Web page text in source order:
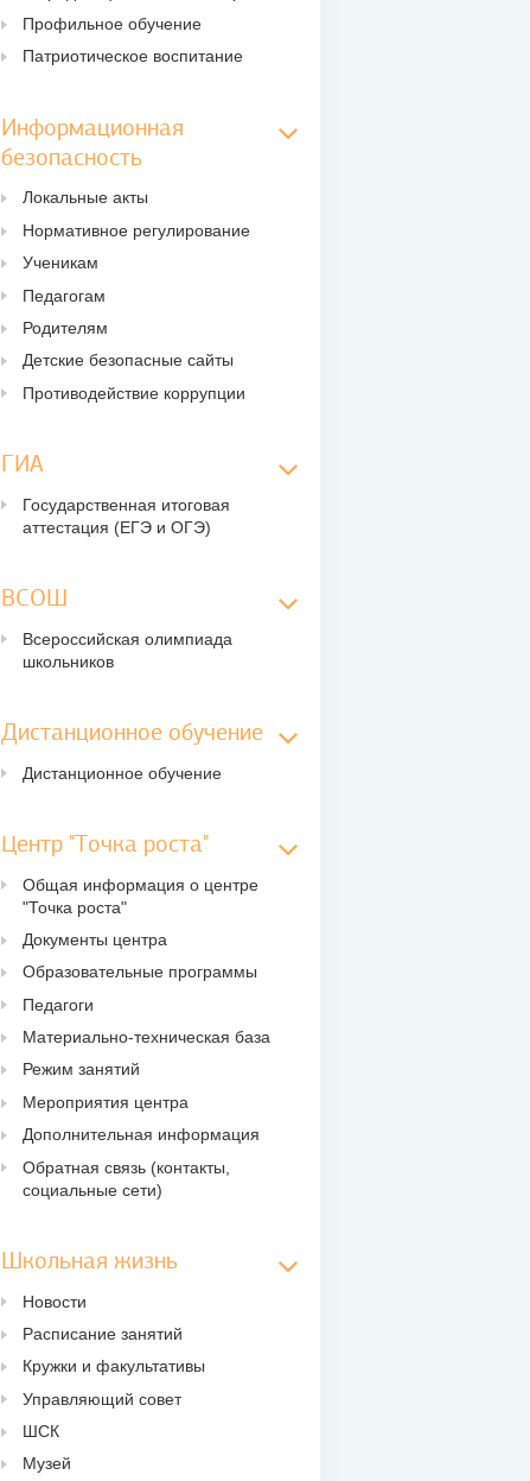
Профильное обучение
Патриотическое воспитание
Информационная
безопасность
Локальные акты
Нормативное регулирование
Ученикам
Педагогам
Родителям
Детские безопасные сайты
Противодействие коррупции
ГИА
Государственная итоговая
аттестация (ЕГЭ и ОГЭ)
ВСОШ
Всероссийская олимпиада
школьников
Дистанционное обучение
Дистанционное обучение
Центр "Точка роста"
Общая информация о центре
"Точка роста"
Документы центра
Образовательные программы
Педагоги
Материально-техническая база
Режим занятий
Мероприятия центра
Дополнительная информация
Обратная связь (контакты,
социальные сети)
Школьная жизнь
Новости
Расписание занятий
Кружки и факультативы
Управляющий совет
ШСК
Музей